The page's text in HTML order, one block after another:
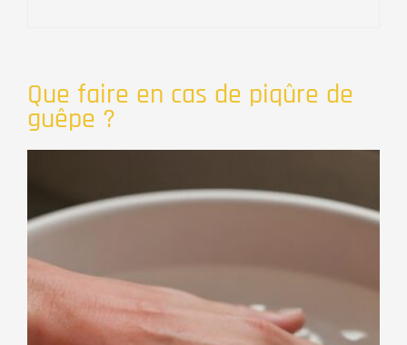
Que faire en cas de piqûre de
guêpe ?